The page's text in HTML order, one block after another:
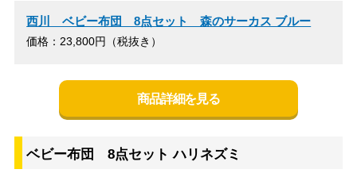
西川 ベビー布団 8点セット 森のサーカス ブルー
価格：23,800円（税抜き）
商品詳細を見る
ベビー布団 8点セット ハリネズミ